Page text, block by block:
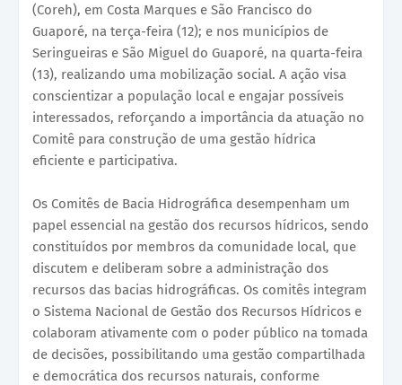
(Coreh), em Costa Marques e São Francisco do
Guaporé, na terça-feira (12); e nos municípios de
Seringueiras e São Miguel do Guaporé, na quarta-feira
(13), realizando uma mobilização social. A ação visa
conscientizar a população local e engajar possíveis
interessados, reforçando a importância da atuação no
Comitê para construção de uma gestão hídrica
eficiente e participativa.
Os Comitês de Bacia Hidrográfica desempenham um
papel essencial na gestão dos recursos hídricos, sendo
constituídos por membros da comunidade local, que
discutem e deliberam sobre a administração dos
recursos das bacias hidrográficas. Os comitês integram
o Sistema Nacional de Gestão dos Recursos Hídricos e
colaboram ativamente com o poder público na tomada
de decisões, possibilitando uma gestão compartilhada
e democrática dos recursos naturais, conforme